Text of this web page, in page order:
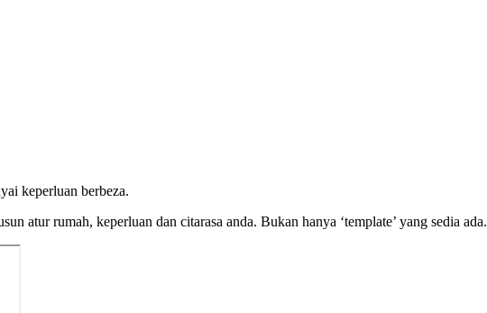
keperluan berbeza.
atur rumah, keperluan dan citarasa anda. Bukan hanya ‘template’ yang sedia ada.